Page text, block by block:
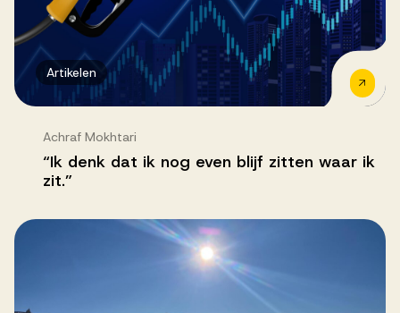
Artikelen
Achraf Mokhtari
“Ik denk dat ik nog even blijf zitten waar ik
zit.”